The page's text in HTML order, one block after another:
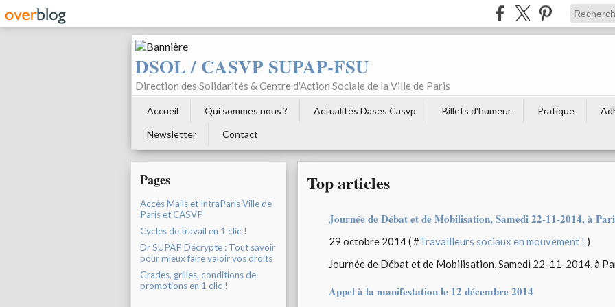
DSOL / CASVP SUPAP-FSU
Direction des Solidarités & Centre d'Action Sociale de la Ville de Paris
Accueil Qui sommes nous ? Actualités Dases Casvp Billets d'humeur Pratique
Newsletter
Contact
Pages
Accès Mails et IntraParis Ville de
Paris et CASVP
Cycles de travail en 1 clic !
Dr SUPAP Décrypte : Tout savoir
pour mieux faire valoir vos droits
Grades, grilles, conditions de
promotions en 1 clic !
Top articles
Journée de Débat et de Mobilisation, Samedi 22-11-2014, à
29 octobre 2014 ( #Travailleurs sociaux en mouvement ! )
Journée de Débat et de Mobilisation, Samedi 22-11-2014, à
Appel à la manifestation le 12 décembre 2014